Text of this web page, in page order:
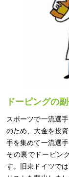
ドーピングの
スポーツで一流選
のため、大金を投
手を集めて一流選
その裏でドーピン
す。旧東ドイツで